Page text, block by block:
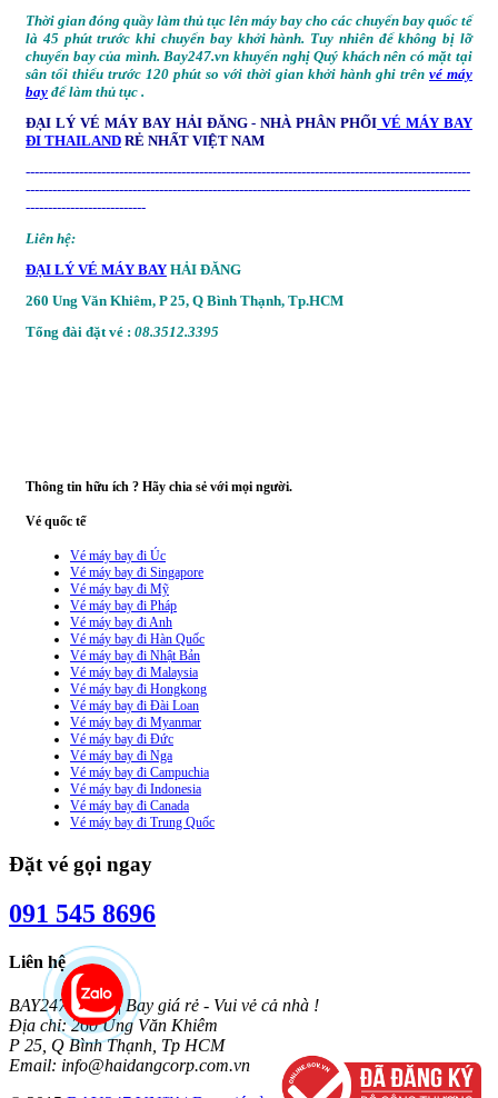
Thời gian đóng quầy làm thủ tục lên máy bay cho các chuyến bay quốc tế
là 45 phút trước khi chuyến bay khởi hành. Tuy nhiênđể không bị lỡ
chuyến bay của mình. Bay247.vn khuyến nghị Quý khách nên có mặt tại
sân tối thiểu trước 120 phút so với thời gian khởi hành ghi trên vé máy
bay để làm thủ tục .
ĐẠI LÝ VÉ MÁY BAY HẢI ĐĂNG - NHÀ PHÂN PHỐI VÉ MÁY BAY
ĐI THAILAND RẺ NHẤT VIỆT NAM
----------------------------------------------------------------------------------------------------
----------------------------------------------------------------------------------------------------
---------------------------
Liên hệ:
ĐẠI LÝ VÉ MÁY BAY HẢI ĐĂNG
260 Ung Văn Khiêm, P 25, Q Bình Thạnh, Tp.HCM
Tổng đài đặt vé : 08.3512.3395
Thông tin hữu ích ? Hãy chia sẻ với mọi người.
Vé quốc tế
Vé máy bay đi Úc
Vé máy bay đi Singapore
Vé máy bay đi Mỹ
Vé máy bay đi Pháp
Vé máy bay đi Anh
Vé máy bay đi Hàn Quốc
Vé máy bay đi Nhật Bản
Vé máy bay đi Malaysia
Vé máy bay đi Hongkong
Vé máy bay đi Đài Loan
Vé máy bay đi Myanmar
Vé máy bay đi Đức
Vé máy bay đi Nga
Vé máy bay đi Campuchia
Vé máy bay đi Indonesia
Vé máy bay đi Canada
Vé máy bay đi Trung Quốc
Đặt vé gọi ngay
091 545 8696
Liên hệ
BAY247.VN™ | Bay giá rẻ - Vui vẻ cả nhà !
Địa chỉ: 260 Ung Văn Khiêm
P 25, Q Bình Thạnh, Tp HCM
Email: info@haidangcorp.com.vn